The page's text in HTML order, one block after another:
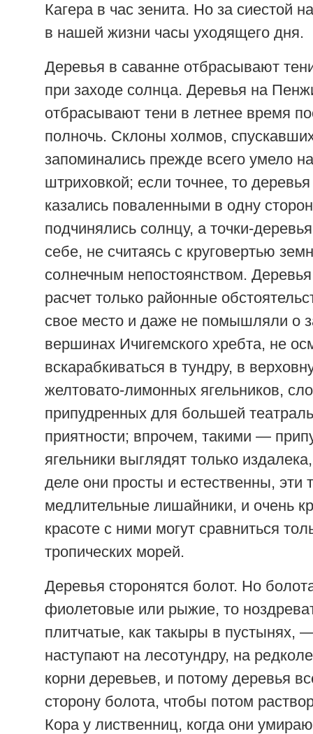
Кагера в час зенита. Но за сиестой
в нашей жизни часы уходящего дня.
Деревья в саванне отбрасывают
при заходе солнца. Деревья на
отбрасывают тени в летнее время
полночь. Склоны холмов,
запоминались прежде всего умело
штриховкой; если точнее, то
казались поваленными в одну
подчинялись солнцу, а точки-
себе, не считаясь с круговертью
солнечным непостоянством.
расчет только районные
свое место и даже не помышляли о
вершинах Ичигемского хребта, не
вскарабкиваться в тундру, в
желтовато-лимонных ягельников,
припудренных для большей
приятности; впрочем, такими —
ягельники выглядят только
деле они просты и естественны, эти
медлительные лишайники, и очень
красоте с ними могут сравниться
тропических морей.
Деревья сторонятся болот. Но
фиолетовые или рыжие, то
плитчатые, как такыры в пустынях,
наступают на лесотундру, на
корни деревьев, и потому деревья
сторону болота, чтобы потом
Кора у лиственниц, когда они